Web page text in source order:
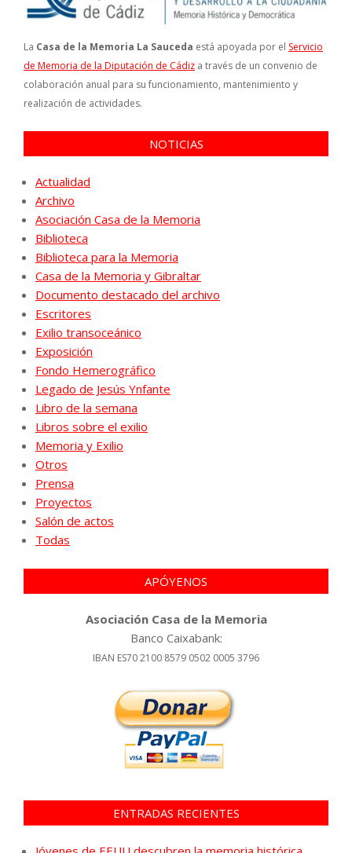
La Casa de la Memoria La Sauceda está apoyada por el Servicio
de Memoria de la Diputación de Cádiz a través de un convenio de
colaboración anual para su funcionamiento, mantenimiento y
realización de actividades.
NOTICIAS
Actualidad
Archivo
Asociación Casa de la Memoria
Biblioteca
Biblioteca para la Memoria
Casa de la Memoria y Gibraltar
Documento destacado del archivo
Escritores
Exilio transoceánico
Exposición
Fondo Hemerográfico
Legado de Jesús Ynfante
Libro de la semana
Libros sobre el exilio
Memoria y Exilio
Otros
Prensa
Proyectos
Salón de actos
Todas
APÓYENOS
Asociación Casa de la Memoria
Banco Caixabank:
IBAN ES70 2100 8579 0502 0005 3796
ENTRADAS RECIENTES